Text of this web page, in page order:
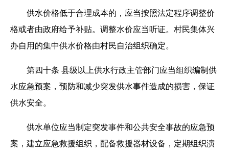
供水价格低于合理成本的，应当按照法定程序调整价
格或者由政府给予补贴。调整水价应当听证。村民集体兴
办自用的集中供水价格由村民自治组织确定。
第四十条 县级以上供水行政主管部门应当组织编制供
水应急预案，预防和减少突发供水事件造成的损害，保证
供水安全。
供水单位应当制定突发事件和公共安全事故的应急预
案，建立应急救援组织，配备救援器材设备，定期组织演